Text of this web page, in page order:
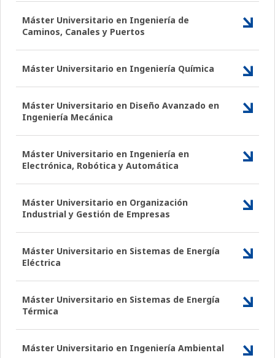
Máster Universitario en Ingeniería de
Caminos, Canales y Puertos
Máster Universitario en Ingeniería Química
Máster Universitario en Diseño Avanzado en
Ingeniería Mecánica
Máster Universitario en Ingeniería en
Electrónica, Robótica y Automática
Máster Universitario en Organización
Industrial y Gestión de Empresas
Máster Universitario en Sistemas de Energía
Eléctrica
Máster Universitario en Sistemas de Energía
Térmica
Máster Universitario en Ingeniería Ambiental